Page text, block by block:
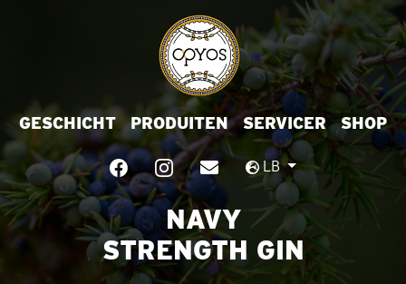
GESCHICHT PRODUITEN SERVICER SHOP
LB
NAVY
STRENGTH GIN